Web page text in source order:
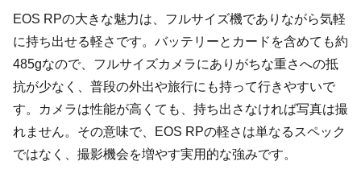
EOS RPの大きな魅力は、フルサイズ機でありながら気軽
に持ち出せる軽さです。バッテリーとカードを含めても約
485gなので、フルサイズカメラにありがちな重さへの抵
抗が少なく、普段の外出や旅行にも持って行きやすいで
す。カメラは性能が高くても、持ち出さなければ写真は撮
れません。その意味で、EOS RPの軽さは単なるスペック
ではなく、撮影機会を増やす実用的な強みです。